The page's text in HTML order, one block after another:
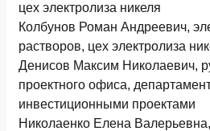
цех электролиза никеля
Колбунов Роман Андреевич,
растворов, цех электролиза
Денисов Максим Николаевич,
проектного офиса,
инвестиционными проектами
Николаенко Елена